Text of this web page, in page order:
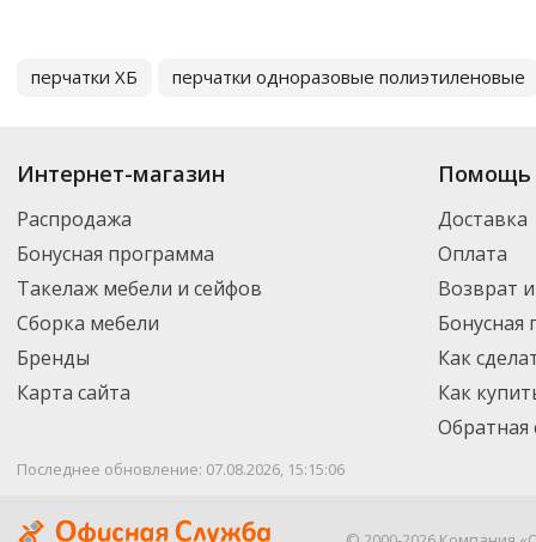
перчатки ХБ перчатки одноразовые полиэтиленовые
Интернет-магазин
Распродажа
Бонусная программа
Такелаж мебели и сейфов
Сборка мебели
Бренды
Карта сайта
Помощь
Доставка
Оплата
Возврат
Бонусная
Как
Как
Обратная
Последнее обновление: 07.08.2026, 15:15:06